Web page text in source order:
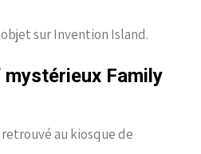
sur Invention Island.
Family
au kiosque de